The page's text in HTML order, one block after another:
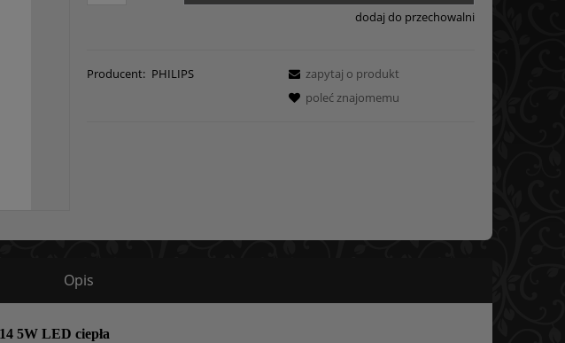
dodaj do przechowalni
Producent: PHILIPS
zapytaj o produkt
poleć znajomemu
Opis
5W LED ciepła